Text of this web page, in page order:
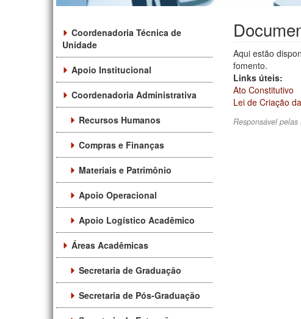
Coordenadoria Técnica de
Unidade
Apoio Institucional
Coordenadoria Administrativa
Recursos Humanos
Compras e Finanças
Materiais e Patrimônio
Apoio Operacional
Apoio Logístico Acadêmico
Áreas Acadêmicas
Secretaria de Graduação
Secretaria de Pós-Graduação
Aqui estão
fomento.
Links úteis:
Ato Constitutivo
Lei de Criação
Responsável